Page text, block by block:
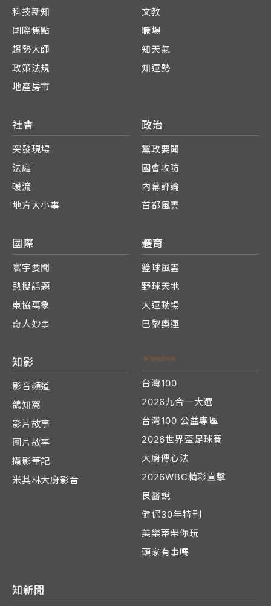
科技新知
國際焦點
趨勢大師
政策法規
地產房市
文教
職場
知天氣
知運勢
社會
突發現場
法庭
暖流
地方大小事
政治
黨政要聞
國會攻防
內幕評論
首都風雲
國際
寰宇要聞
熱搜話題
東協萬象
奇人妙事
體育
籃球風雲
野球天地
大運動場
巴黎奧運
知影
影音頻道
鴿知窩
影片故事
圖片故事
攝影筆記
米其林大廚影音
台灣100
2026九合一大選
台灣100 公益專區
2026世界盃足球賽
大廚傳心法
2026WBC精彩直擊
良醫說
健保30年特刊
美樂蒂帶你玩
頭家有事嗎
知新聞